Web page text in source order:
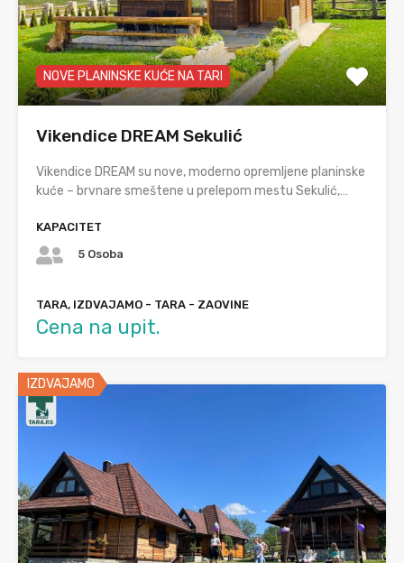
NOVE PLANINSKE KUĆE NA TARI
Vikendice DREAM Sekulić
Vikendice DREAM su nove, moderno opremljene planinske
kuće – brvnare smeštene u prelepom mestu Sekulić,…
KAPACITET
5 Osoba
TARA, IZDVAJAMO - TARA - ZAOVINE
Cena na upit.
IZDVAJAMO